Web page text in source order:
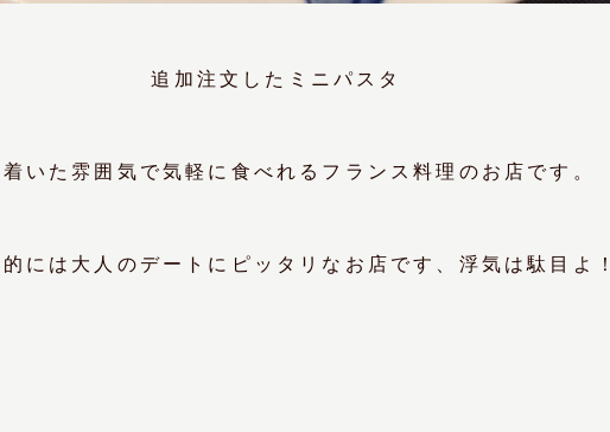
追加注文したミニパスタ
いた雰囲気で気軽に食べれるフランス料理のお店です。
には大人のデートにピッタリなお店です、浮気は駄目よ！